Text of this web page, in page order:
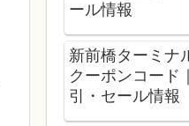
ール情報
新前橋ターミナ
クーポンコード
引・セール情報